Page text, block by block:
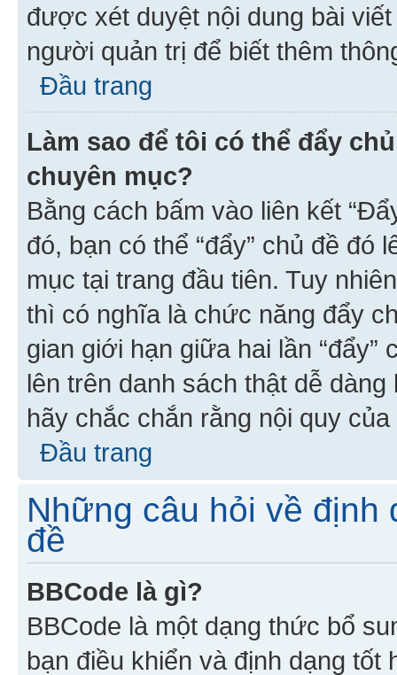
được xét duyệt nội dung bài
người quản trị để biết thêm
Đầu trang
Làm sao để tôi có thể đẩy
chuyên mục?
Bằng cách bấm vào liên kết
đó, bạn có thể “đẩy” chủ đề đó
mục tại trang đầu tiên. Tuy
thì có nghĩa là chức năng đẩy
gian giới hạn giữa hai lần “đẩy”
lên trên danh sách thật dễ
hãy chắc chắn rằng nội quy
Đầu trang
Những câu hỏi về định
đề
BBCode là gì?
BBCode là một dạng thức bổ
bạn điều khiển và định dạng